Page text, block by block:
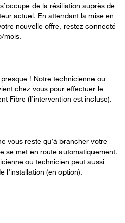
de la résiliation auprès de
actuel. En attendant la mise en
nouvelle offre, restez connecté
mois.
! Notre technicienne ou
chez vous pour effectuer le
Fibre (l’intervention est incluse).
vous reste qu’à brancher votre
se met en route automatiquement.
ou technicien peut aussi
l’installation (en option).